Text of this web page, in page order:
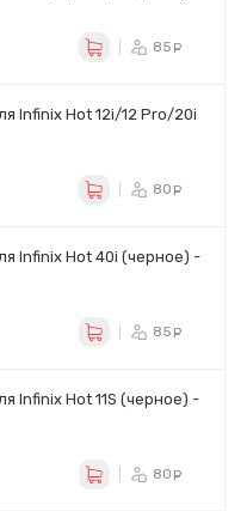
85
Infinix Hot 12i/12 Pro/20i
80
Infinix Hot 40i (черное) -
85
Infinix Hot 11S (черное) -
80